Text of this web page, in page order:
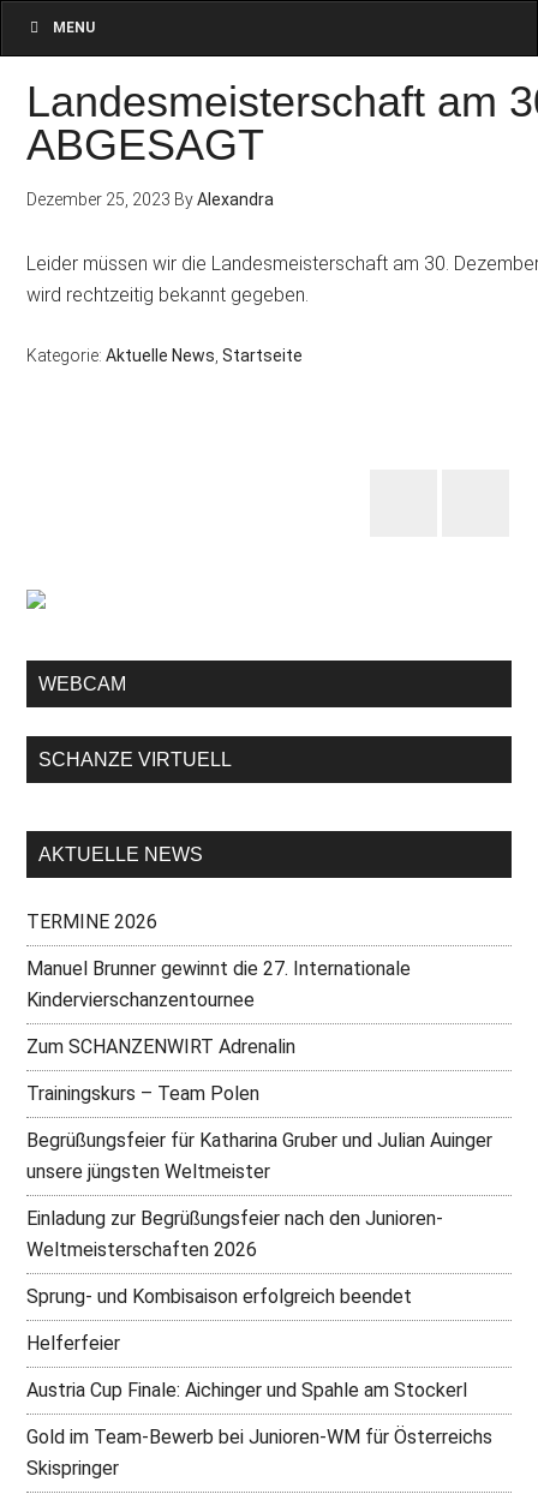
MENU
Landesmeisterschaft am
ABGESAGT
Dezember 25, 2023 ByAlexandra
Leider müssen wir die Landesmeisterschaft am 30.
wird rechtzeitig bekannt gegeben.
Kategorie:Aktuelle News ,Startseite
WEBCAM
SCHANZE VIRTUELL
AKTUELLE NEWS
TERMINE 2026
Manuel Brunner gewinnt die 27. Internationale
Kindervierschanzentournee
Zum SCHANZENWIRT Adrenalin
Trainingskurs – Team Polen
Begrüßungsfeier für Katharina Gruber und Julian Auinger
unsere jüngsten Weltmeister
Einladung zur Begrüßungsfeier nach den Junioren-
Weltmeisterschaften 2026
Sprung- und Kombisaison erfolgreich beendet
Helferfeier
Austria Cup Finale: Aichinger und Spahle am Stockerl
Gold im Team-Bewerb bei Junioren-WM für Österreichs
Skispringer